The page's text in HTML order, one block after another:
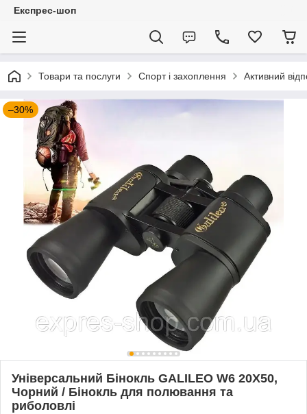
Експрес-шоп
Товари та послуги Спорт і захоплення Активний
–30%
Універсальний Бінокль GALILEO W6 20X50,
Чорний / Бінокль для полювання та
риболовлі